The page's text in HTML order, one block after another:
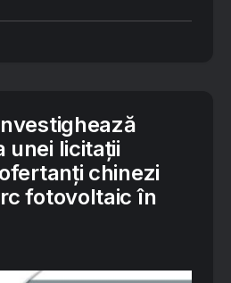
unei licitații
chinezi
fotovoltaic în